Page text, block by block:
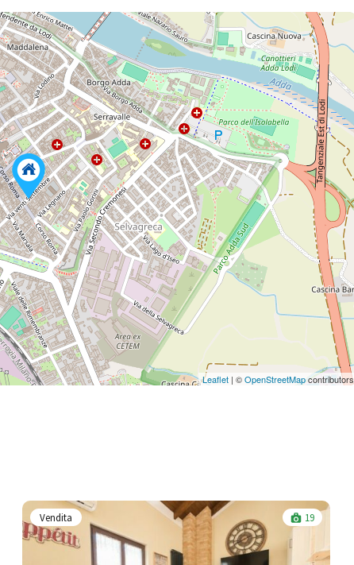
Leaflet| ©OpenStreetMapcontributors
Vendita 19